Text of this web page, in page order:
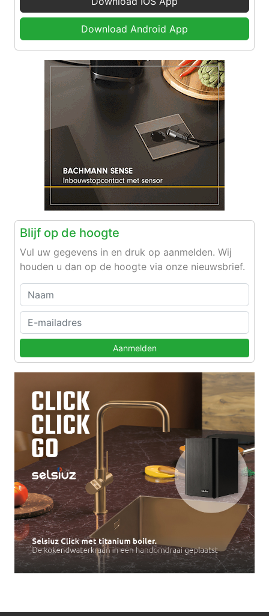
Download Android App
Blijf op de hoogte
Vul uw gegevens in en druk op aanmelden. Wij
houden u dan op de hoogte via onze nieuwsbrief.
Aanmelden